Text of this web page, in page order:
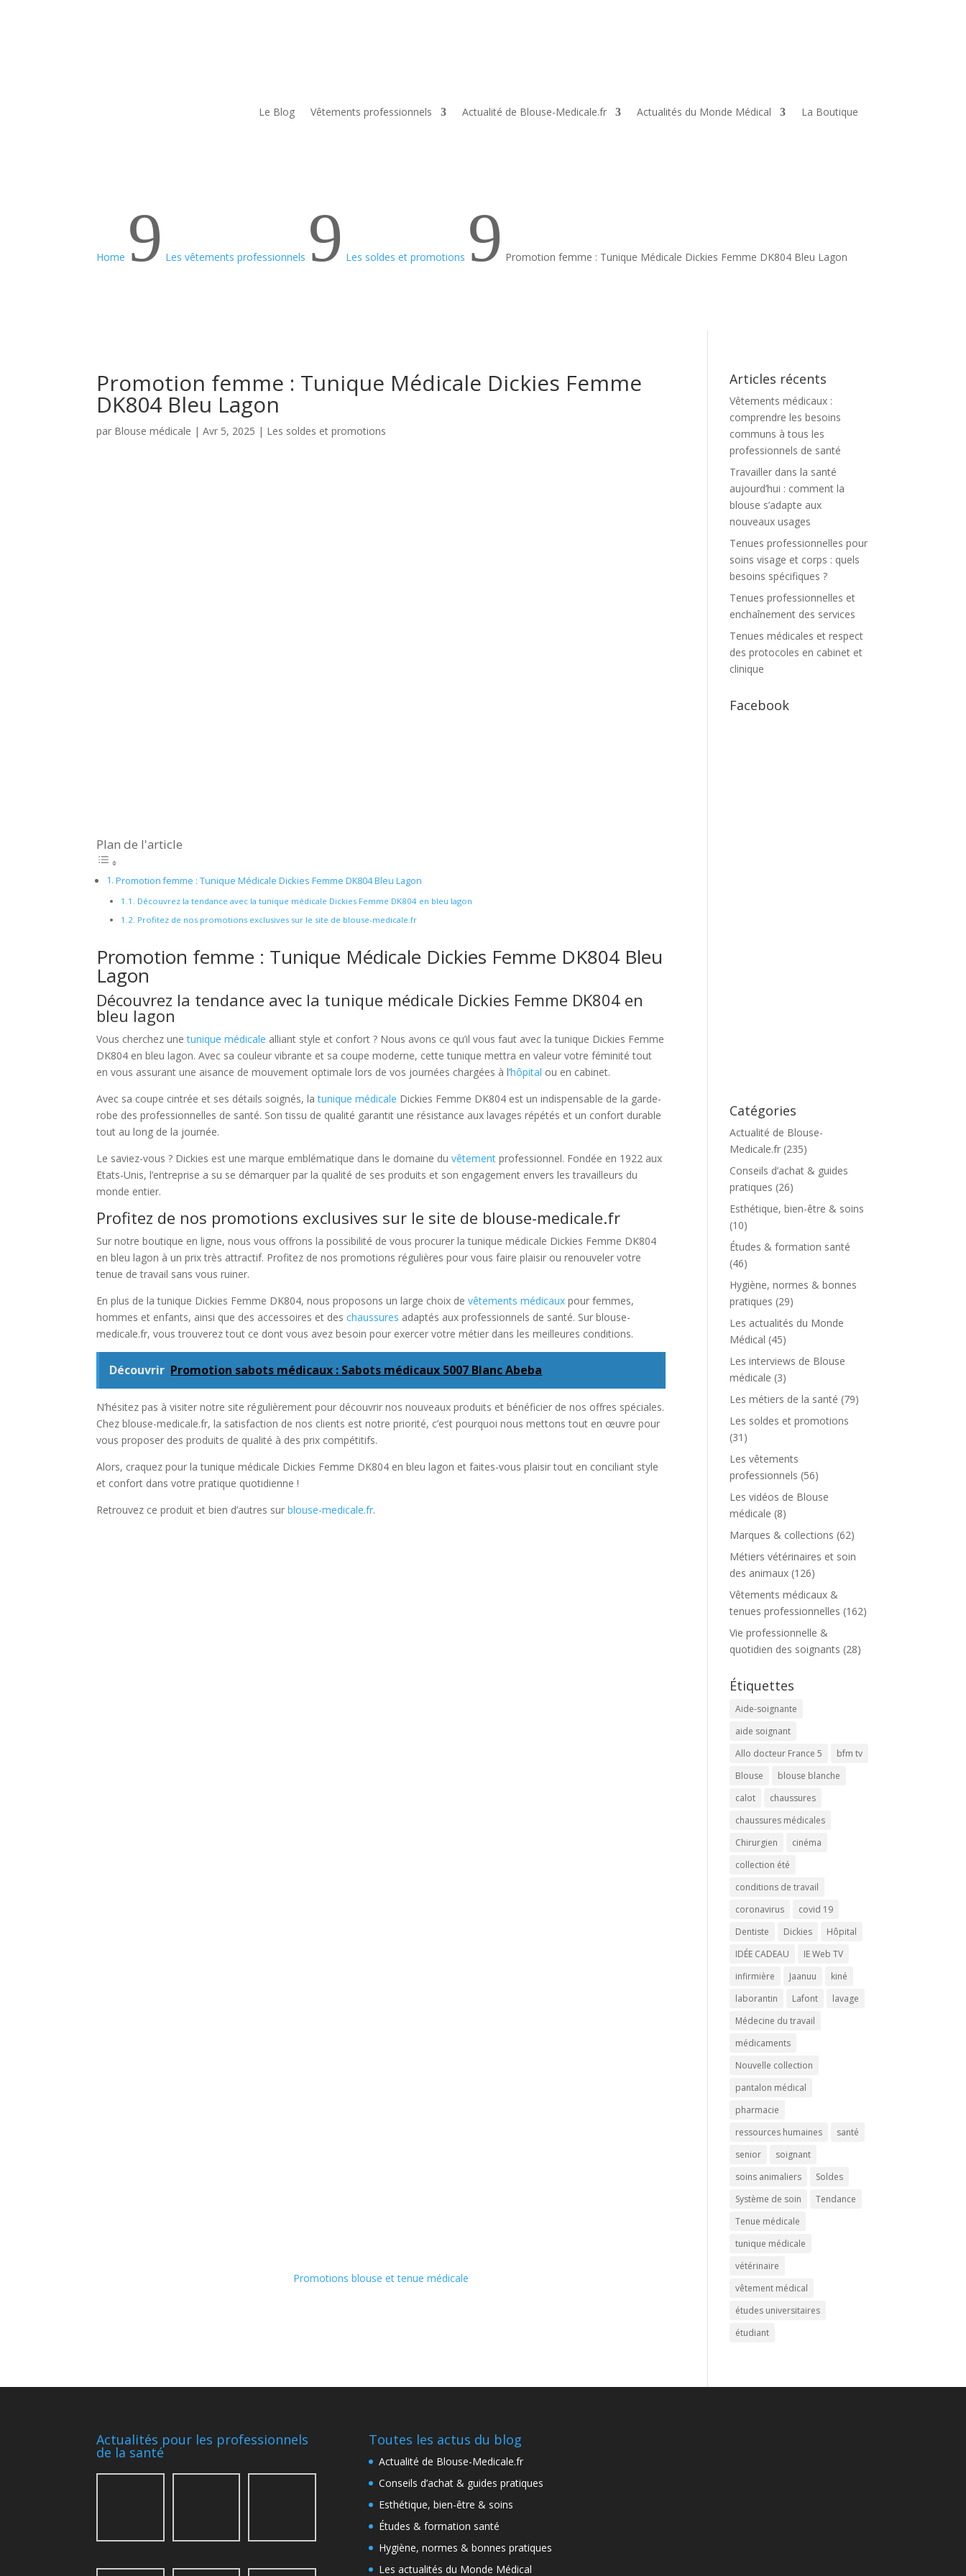
Le Blog Vêtements professionnels Actualité de Blouse-Medicale.fr Actualités du Monde Médical La Boutique
Home 9 Les vêtements professionnels 9 Les soldes et promotions 9 Promotion femme : Tunique Médicale Dickies Femme DK804 Bleu Lagon
Promotion femme : Tunique Médicale Dickies Femme
DK804 Bleu Lagon
par Blouse médicale |Avr 5, 2025 | Les soldes et promotions
Plan de l'article
Promotion femme : Tunique Médicale Dickies Femme DK804 Bleu Lagon
Découvrez la tendance avec la tunique médicale Dickies Femme DK804 en bleu lagon
Profitez de nos promotions exclusives sur le site de blouse-medicale.fr
Promotion femme : Tunique Médicale Dickies Femme DK804 Bleu
Lagon
Découvrez la tendance avec la tunique médicale Dickies Femme DK804 en
bleu lagon
Vous cherchez unetunique médicale alliant style et confort ? Nous avons ce qu’il vous faut avec la tunique Dickies Femme
DK804 en bleu lagon. Avec sa couleur vibrante et sa coupe moderne, cette tunique mettra en valeur votre féminité tout
en vous assurant une aisance de mouvement optimale lors de vos journées chargées à l’hôpital ou en cabinet.
Avec sa coupe cintrée et ses détails soignés, latunique médicale Dickies Femme DK804 est un indispensable de la garde-
robe des professionnelles de santé. Son tissu de qualité garantit une résistance aux lavages répétés et un confort durable
tout au long de la journée.
Le saviez-vous ? Dickies est une marque emblématique dans le domaine duvêtement professionnel. Fondée en 1922 aux
Etats-Unis, l’entreprise a su se démarquer par la qualité de ses produits et son engagement envers les travailleurs du
monde entier.
Profitez de nos promotions exclusives sur le site de blouse-medicale.fr
Sur notre boutique en ligne, nous vous offrons la possibilité de vous procurer la tunique médicale Dickies Femme DK804
en bleu lagon à un prix très attractif. Profitez de nos promotions régulières pour vous faire plaisir ou renouveler votre
tenue de travail sans vous ruiner.
En plus de la tunique Dickies Femme DK804, nous proposons un large choix devêtements médicaux pour femmes,
hommes et enfants, ainsi que des accessoires et deschaussures adaptés aux professionnels de santé. Sur blouse-
medicale.fr, vous trouverez tout ce dont vous avez besoin pour exercer votre métier dans les meilleures conditions.
Découvrir Promotion sabots médicaux : Sabots médicaux 5007 Blanc Abeba
N’hésitez pas à visiter notre site régulièrement pour découvrir nos nouveaux produits et bénéficier de nos offres spéciales.
Chez blouse-medicale.fr, la satisfaction de nos clients est notre priorité, c’est pourquoi nous mettons tout en œuvre pour
vous proposer des produits de qualité à des prix compétitifs.
Alors, craquez pour la tunique médicale Dickies Femme DK804 en bleu lagon et faites-vous plaisir tout en conciliant style
et confort dans votre pratique quotidienne !
Retrouvez ce produit et bien d’autres surblouse-medicale.fr.
Promotions blouse et tenue médicale
Articles récents
Vêtements médicaux :
comprendre les besoins
communs à tous les
professionnels de santé
Travailler dans la santé
aujourd’hui : comment la
blouse s’adapte aux
nouveaux usages
Tenues professionnelles pour
soins visage et corps : quels
besoins spécifiques ?
Tenues professionnelles et
enchaînement des services
Tenues médicales et respect
des protocoles en cabinet et
clinique
Facebook
Catégories
Actualité de Blouse-
Medicale.fr (235)
Conseils d’achat & guides
pratiques (26)
Esthétique, bien-être & soins
(10)
Études & formation santé
(46)
Hygiène, normes & bonnes
pratiques (29)
Les actualités du Monde
Médical (45)
Les interviews de Blouse
médicale (3)
Les métiers de la santé (79)
Les soldes et promotions
(31)
Les vêtements
professionnels (56)
Les vidéos de Blouse
médicale (8)
Marques & collections (62)
Métiers vétérinaires et soin
des animaux (126)
Vêtements médicaux &
tenues professionnelles (162)
Vie professionnelle &
quotidien des soignants (28)
Étiquettes
Aide-soignante
aide soignant
Allo docteur France 5
bfm tv
Blouse
blouse blanche
calot
chaussures
chaussures médicales
Chirurgien
cinéma
collection été
conditions de travail
coronavirus
covid 19
Dentiste
Dickies
Hôpital
IDÉE CADEAU
IE Web TV
infirmière
Jaanuu
kiné
laborantin
Lafont
lavage
Médecine du travail
médicaments
Nouvelle collection
pantalon médical
pharmacie
ressources humaines
santé
senior
soignant
soins animaliers
Soldes
Système de soin
Tendance
Tenue médicale
tunique médicale
vétérinaire
vêtement médical
études universitaires
étudiant
Actualités pour les professionnels
de la santé
Toutes les actus du blog
Actualité de Blouse-Medicale.fr
Conseils d’achat & guides pratiques
Esthétique, bien-être & soins
Études & formation santé
Hygiène, normes & bonnes pratiques
Les actualités du Monde Médical